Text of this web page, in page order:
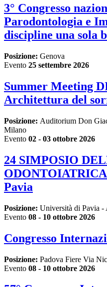
3° Congresso
Parodontologia e
discipline una sola
Posizione: Genova
Evento 25 settembre 2026
Summer Meeting
Architettura del
Posizione: Auditorium Don
Milano
Evento 02 - 03 ottobre 2026
24 SIMPOSIO
Pavia
Posizione: Università di Pavia -
Evento 08 - 10 ottobre 2026
Congresso
Posizione: Padova Fiere Via
Evento 08 - 10 ottobre 2026